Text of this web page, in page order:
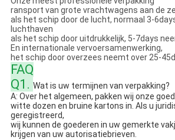
ransport van grote vrachtwagens aan de
als het schip door de lucht, normaal 3-
luchthaven
als het schip door uitdrukkelijk, 5-7days
En internationale vervoersamenwerking,
het schip door overzees neemt over 25-
FAQ
Q1. Wat is uw termijnen van verpakking?
A: Over het algemeen, pakken wij onze
witte dozen en bruine kartons in. Als u
geregistreerd,
wij kunnen de goederen in uw gemerkte
krijgen van uw autorisatiebrieven.